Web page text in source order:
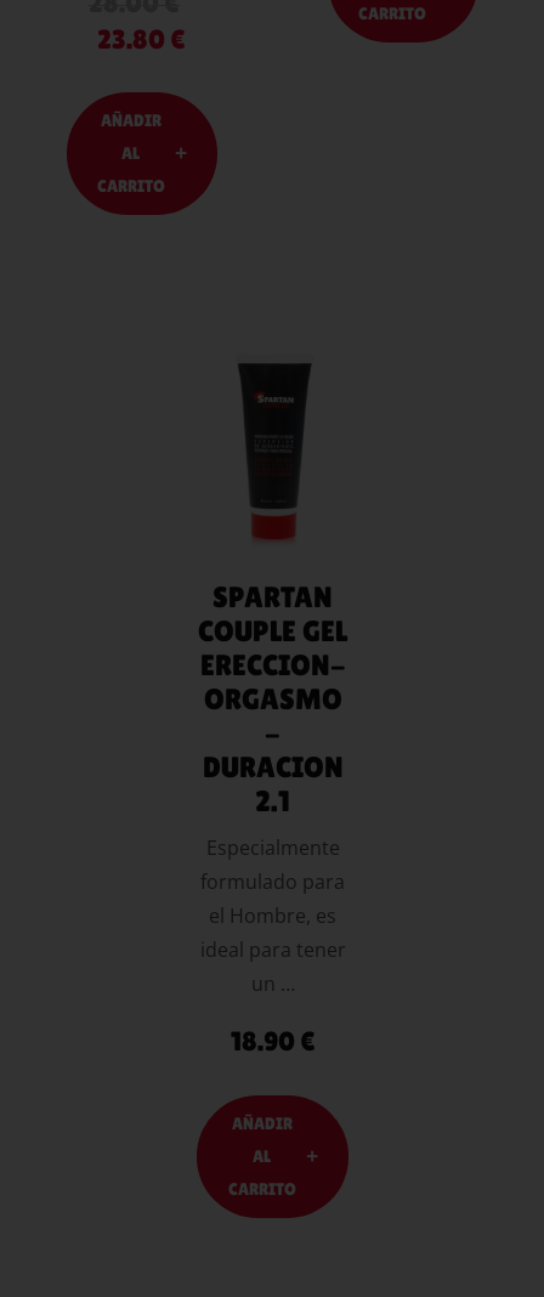
23.80 €
AÑADIR
AL
CARRITO
CARRITO
AL
SPARTAN
COUPLE GEL
ERECCION-
ORGASMO
-
DURACION
2.1
Especialmente
formulado para
el Hombre, es
ideal para tener
un …
18.90 €
AÑADIR
AL
CARRITO